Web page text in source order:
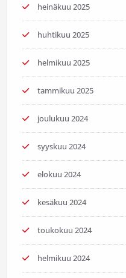
heinäkuu 2025
huhtikuu 2025
helmikuu 2025
tammikuu 2025
joulukuu 2024
syyskuu 2024
elokuu 2024
kesäkuu 2024
toukokuu 2024
helmikuu 2024